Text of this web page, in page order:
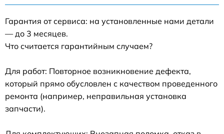
Гарантия от сервиса: на установленные нами детали
— до 3 месяцев.
Что считается гарантийным случаем?
Для работ: Повторное возникновение дефекта,
который прямо обусловлен с качеством проведенного
ремонта (например, неправильная установка
запчасти).